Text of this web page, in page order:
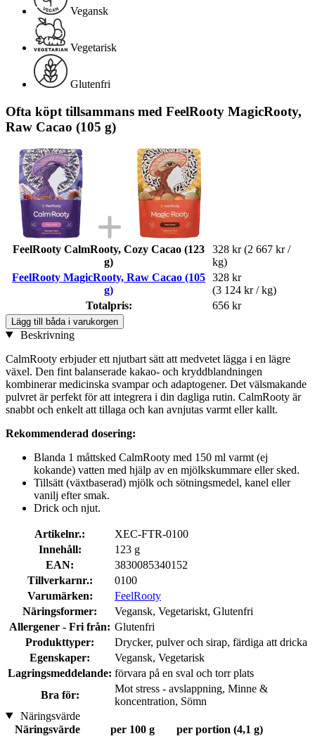
Vegansk
Vegetarisk
Glutenfri
Ofta köpt tillsammans med FeelRooty MagicRooty,
Raw Cacao (105 g)
FeelRooty CalmRooty, Cozy Cacao (123
g)
328 kr (2 667 kr /
kg)
FeelRooty MagicRooty, Raw Cacao (105
g)
328 kr
(3 124 kr / kg)
Totalpris:
656 kr
Lägg till båda i varukorgen
Beskrivning
CalmRooty erbjuder ett njutbart sätt att medvetet lägga i en lägre
växel. Den fint balanserade kakao- och kryddblandningen
kombinerar medicinska svampar och adaptogener. Det välsmakande
pulvret är perfekt för att integrera i din dagliga rutin. CalmRooty är
snabbt och enkelt att tillaga och kan avnjutas varmt eller kallt.
Rekommenderad dosering:
Blanda 1 måttsked CalmRooty med 150 ml varmt (ej
kokande) vatten med hjälp av en mjölkskummare eller sked.
Tillsätt (växtbaserad) mjölk och sötningsmedel, kanel eller
vanilj efter smak.
Drick och njut.
Artikelnr.:
XEC-FTR-0100
Innehåll:
123 g
EAN:
3830085340152
Tillverkarnr.:
0100
Varumärken:
FeelRooty
Näringsformer:
Vegansk, Vegetariskt, Glutenfri
Allergener - Fri från: Glutenfri
Produkttyper:
Drycker, pulver och sirap, färdiga att dricka
Egenskaper:
Vegansk, Vegetarisk
Lagringsmeddelande: förvara på en sval och torr plats
Bra för:
Mot stress - avslappning, Minne &
koncentration, Sömn
Näringsvärde
Näringsvärde
per 100 g
per portion (4,1 g)